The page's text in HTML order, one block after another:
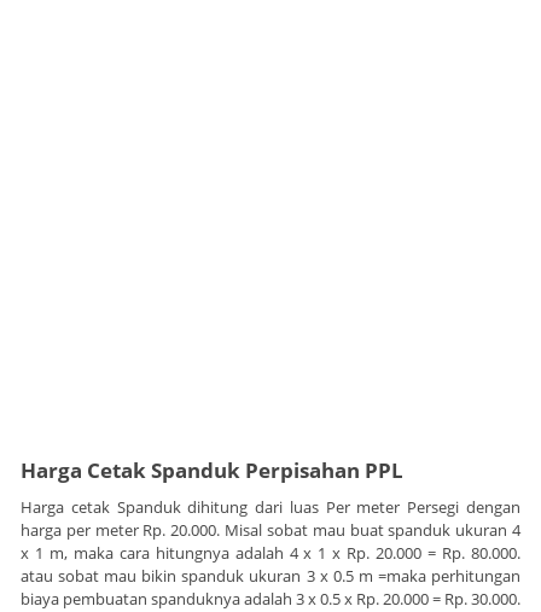
Harga Cetak Spanduk Perpisahan PPL
Harga cetak Spanduk dihitung dari luas Per meter Persegi dengan
harga per meter Rp. 20.000. Misal sobat mau buat spanduk ukuran 4
x 1 m, maka cara hitungnya adalah 4 x 1 x Rp. 20.000 = Rp. 80.000.
atau sobat mau bikin spanduk ukuran 3 x 0.5 m =maka perhitungan
biaya pembuatan spanduknya adalah 3 x 0.5 x Rp. 20.000 = Rp. 30.000.